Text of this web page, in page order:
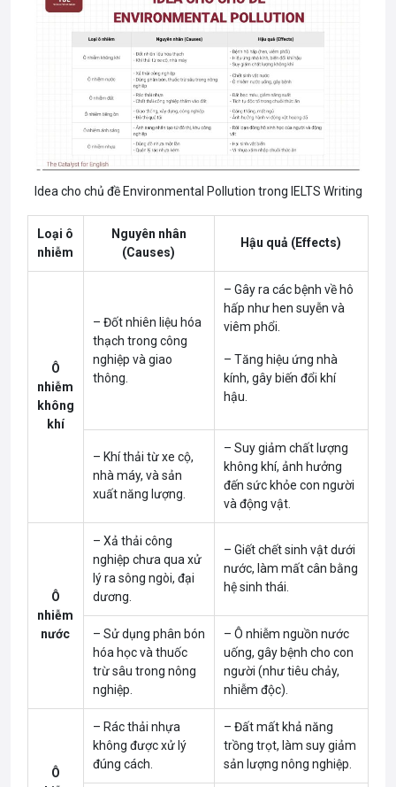
Idea cho chủ đề Environmental Pollution trong IELTS Writing
Loại ô
nhiễm
Nguyên nhân
(Causes)
Hậu quả (Effects)
Ô
nhiễm
không
khí
– Đốt nhiên liệu hóa
thạch trong công
nghiệp và giao
thông.
– Gây ra các bệnh về hô
hấp như hen suyễn và
viêm phổi.
– Tăng hiệu ứng nhà
kính, gây biến đổi khí
hậu.
– Khí thải từ xe cộ,
nhà máy, và sản
xuất năng lượng.
– Suy giảm chất lượng
không khí, ảnh hưởng
đến sức khỏe con người
và động vật.
Ô
nhiễm
nước
– Xả thải công
nghiệp chưa qua xử
lý ra sông ngòi, đại
dương.
– Giết chết sinh vật dưới
nước, làm mất cân bằng
hệ sinh thái.
– Sử dụng phân bón
hóa học và thuốc
trừ sâu trong nông
nghiệp.
– Ô nhiễm nguồn nước
uống, gây bệnh cho con
người (như tiêu chảy,
nhiễm độc).
Ô
– Rác thải nhựa
không được xử lý
đúng cách.
– Đất mất khả năng
trồng trọt, làm suy giảm
sản lượng nông nghiệp.